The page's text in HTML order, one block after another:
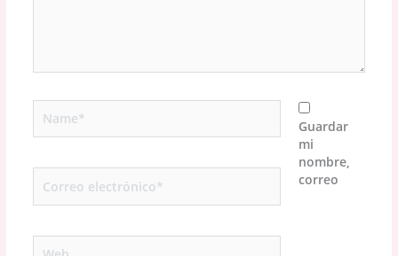
electrónico*
Guardar
mi
nombre,
correo